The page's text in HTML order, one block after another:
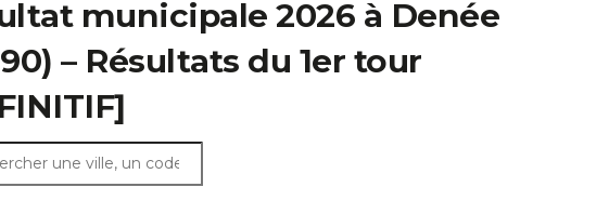
municipale 2026 à Denée
– Résultats du 1er tour